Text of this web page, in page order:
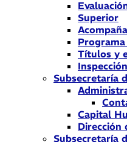
Superior
Programa
Títulos y
Subsecretaría
Capital
Dirección
Subsecretaría